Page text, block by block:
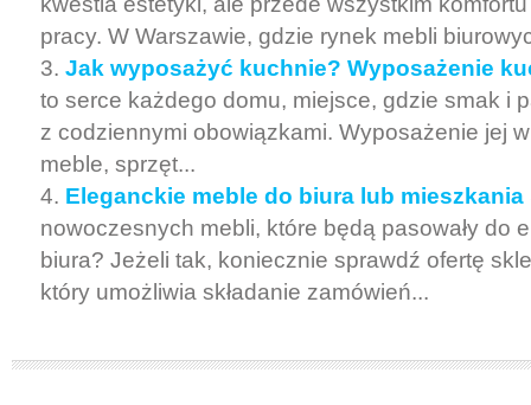
pracy. W Warszawie, gdzie rynek mebli
Jak wyposażyć kuchnie? Wyposażenie
to serce każdego domu, miejsce, gdzie smak i
z codziennymi obowiązkami. Wyposażenie jej
meble, sprzęt...
Eleganckie meble do biura lub mieszkania
nowoczesnych mebli, które będą pasowały do
biura? Jeżeli tak, koniecznie sprawdź ofertę
który umożliwia składanie zamówień...